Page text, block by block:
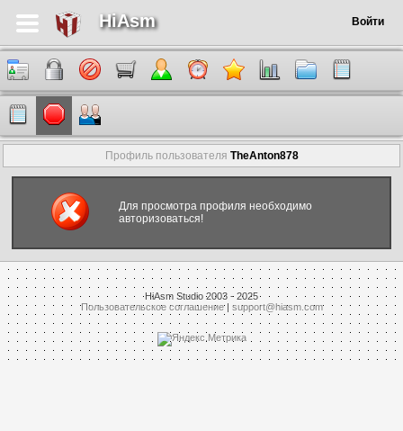
HiAsm Войти
Профиль пользователя TheAnton878
Для просмотра профиля необходимо
авторизоваться!
HiAsm Studio 2003 - 2025
Пользовательское соглашение| support@hiasm.com